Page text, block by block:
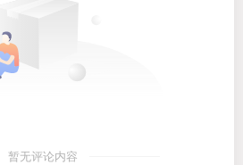
暂无评论内容